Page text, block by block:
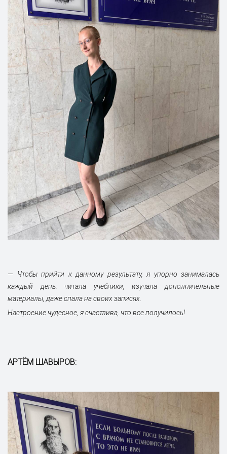
— Чтобы прийти к данному результату, я упорно занималась
каждый день: читала учебники, изучала дополнительные
материалы, даже спала на своих записях.
Настроение чудесное, я счастлива, что все получилось!
АРТЁМ ШАВЫРОВ: